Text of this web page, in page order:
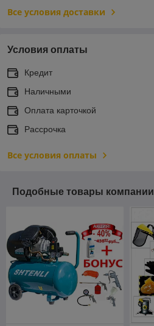
Все условия доставки
Условия оплаты
Кредит
Наличными
Оплата карточкой
Рассрочка
Все условия оплаты
Подобные товары компании